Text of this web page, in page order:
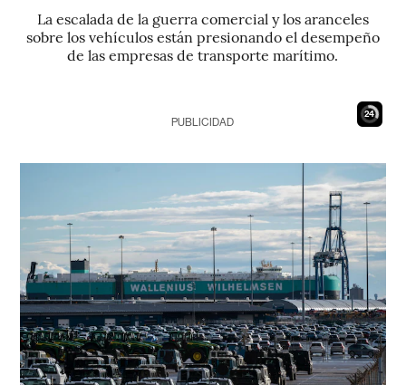
La escalada de la guerra comercial y los aranceles
sobre los vehículos están presionando el desempeño
de las empresas de transporte marítimo.
23
PUBLICIDAD